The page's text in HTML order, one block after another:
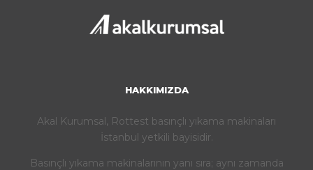
HAKKIMIZDA
Akal Kurumsal, Rottest basınçlı yıkama makinaları
İstanbul yetkili bayisidir.
Basınçlı yıkama makinalarının yanı sıra; aynı zamanda